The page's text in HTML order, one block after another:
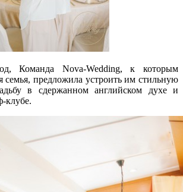
Команда Nova-Wedding, к которым
семья, предложила устроить им стильную
в сдержанном английском духе и
клубе.